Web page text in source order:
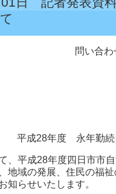
問い合
平成28年度 永年勤続
、平成28年度四日市市
地域の発展、住民の福
知らせいたします。